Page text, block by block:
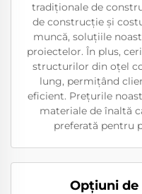
tradiționale de
de construcție și
muncă, soluțiile
proiectelor. În plus,
structurilor din oțel
lung, permițând
eficient. Prețurile
materiale de înaltă
preferată pentru
Opțiuni